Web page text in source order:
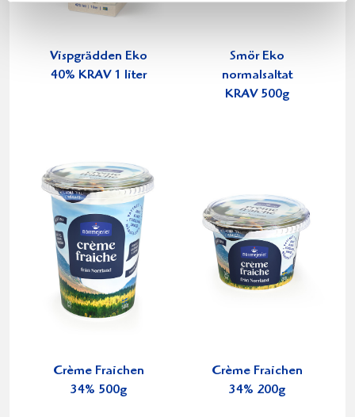
Vispgrädden Eko
40% KRAV 1 liter
Smör Eko
normalsaltat
KRAV 500g
Crème Fraichen
34% 500g
Crème Fraichen
34% 200g